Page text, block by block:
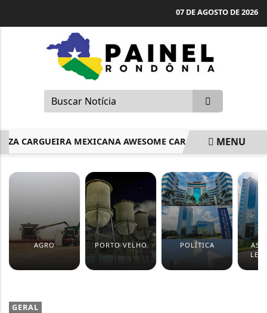
07 DE AGOSTO DE 2026
CARGUEIRA MEXICANA AWESOME CARGO A OPERAR VOOS
MENU
AGRO PORTO VELHO POLÍTICA
GERAL